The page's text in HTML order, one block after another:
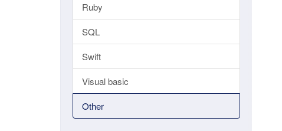
Ruby
SQL
Swift
Visual basic
Other